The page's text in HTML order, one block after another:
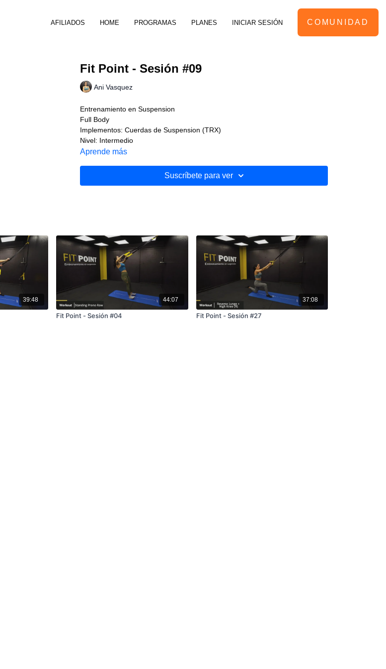
AFILIADOS HOME PROGRAMAS PLANES INICIAR SESIÓN COMUNIDAD
Fit Point - Sesión #09
Ani Vasquez
Entrenamiento en Suspension
Full Body
Implementos: Cuerdas de Suspension (TRX)
Nivel: Intermedio
Aprende más
Suscríbete para ver
39:48 44:07
Fit Point - Sesión #04
37:08
Fit Point - Sesión #27